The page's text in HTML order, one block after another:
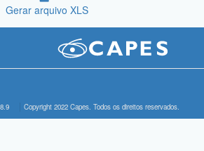
Gerar arquivo XLS
Copyright 2022 Capes. Todos os direitos reservados.